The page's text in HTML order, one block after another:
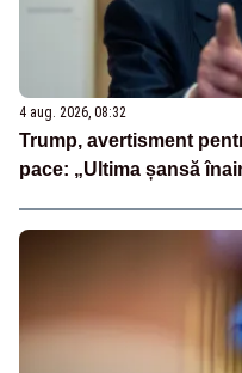
4 aug. 2026, 08:32
Trump, avertisment
pace: „Ultima șansă